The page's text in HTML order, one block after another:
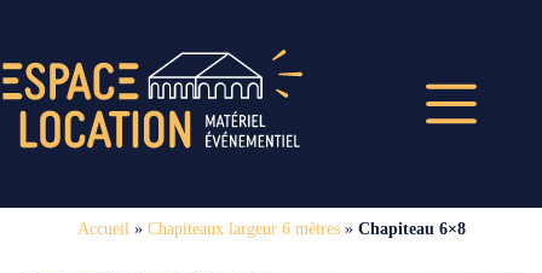
Accueil» Chapiteaux largeur 6 mètres» Chapiteau 6×8